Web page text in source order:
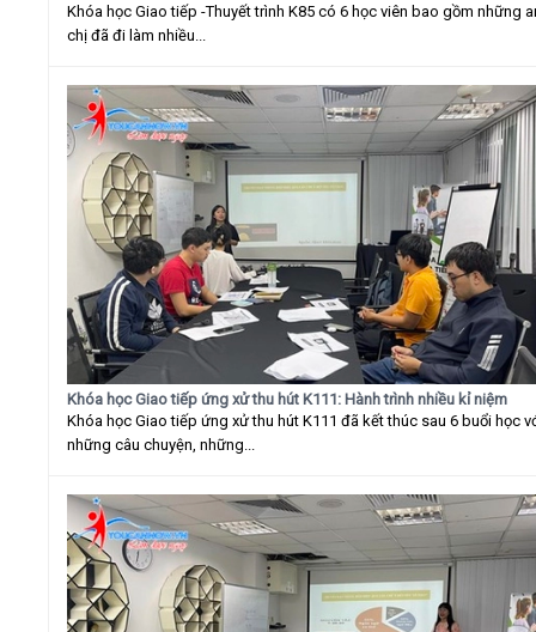
Khóa học Giao tiếp -Thuyết trình K85 có 6 học viên bao gồm những
chị đã đi làm nhiều...
Khóa học Giao tiếp ứng xử thu hút K111: Hành trình nhiều kỉ niệm
Khóa học Giao tiếp ứng xử thu hút K111 đã kết thúc sau 6 buổi học
những câu chuyện, những...